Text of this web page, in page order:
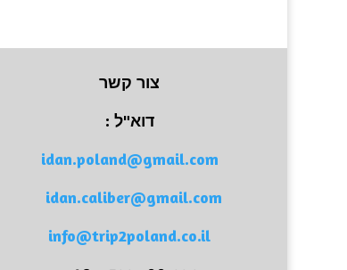
צור קשר
דוא"ל :
idan.poland@gmail.com
idan.caliber@gmail.com
info@trip2poland.co.il